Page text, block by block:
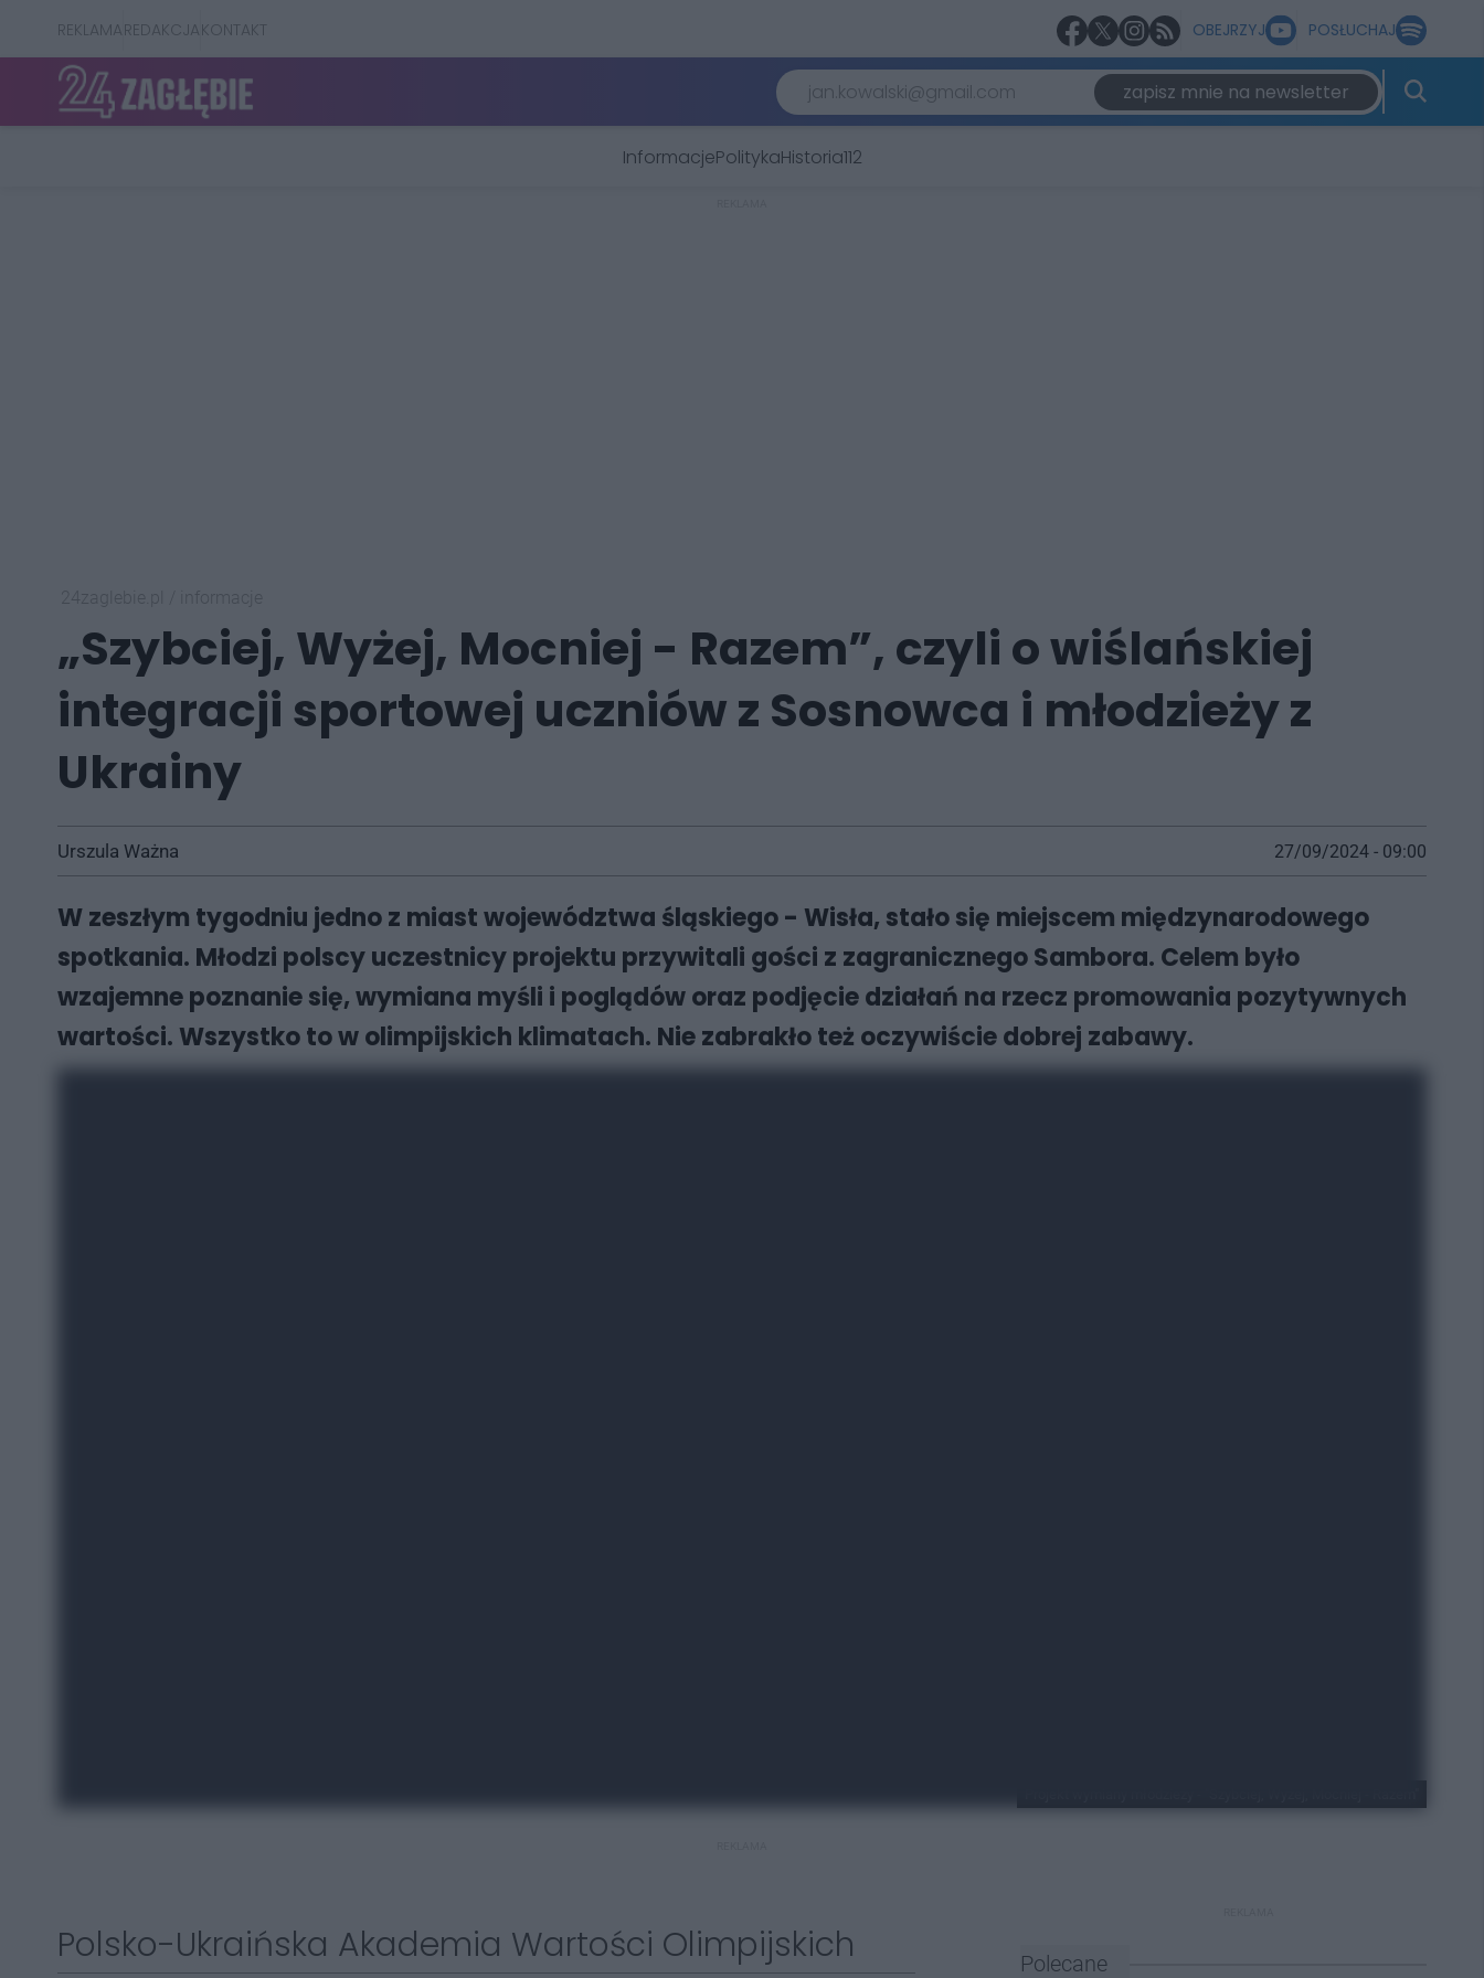
REKLAMAREDAKCJAKONTAKT OBEJRZYJ POSŁUCHAJ
zapisz mnie na newsletter
InformacjePolitykaHistoria112
„Szybciej, Wyżej, Mocniej - Razem”, czyli o wiślańskiej
integracji sportowej uczniów z Sosnowca i młodzieży z
Ukrainy
Urszula Ważna 27/09/2024 - 09:00
W zeszłym tygodniu jedno z miast województwa śląskiego - Wisła, stało się miejscem międzynarodowego
spotkania. Młodzi polscy uczestnicy projektu przywitali gości z zagranicznego Sambora. Celem było
wzajemne poznanie się, wymiana myśli i poglądów oraz podjęcie działań na rzecz promowania pozytywnych
wartości. Wszystko to w olimpijskich klimatach. Nie zabrakło też oczywiście dobrej zabawy.
Polsko-Ukraińska Akademia Wartości Olimpijskich Polecane